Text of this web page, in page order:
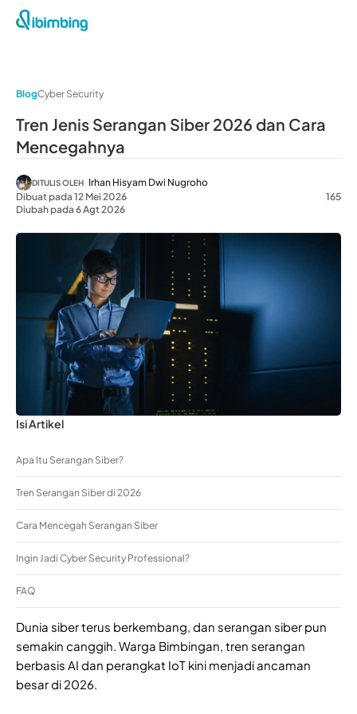
BlogCyber Security
Tren Jenis Serangan Siber 2026 dan Cara
Mencegahnya
DITULIS OLEH Irhan Hisyam Dwi Nugroho
Dibuat pada 12 Mei 2026
Diubah pada 6 Agt 2026
165
Isi Artikel
Apa Itu Serangan Siber?
Tren Serangan Siber di 2026
Cara Mencegah Serangan Siber
Ingin Jadi Cyber Security Professional?
FAQ
Dunia siber terus berkembang, dan serangan siber pun
semakin canggih. Warga Bimbingan, tren serangan
berbasis AI dan perangkat IoT kini menjadi ancaman
besar di 2026.